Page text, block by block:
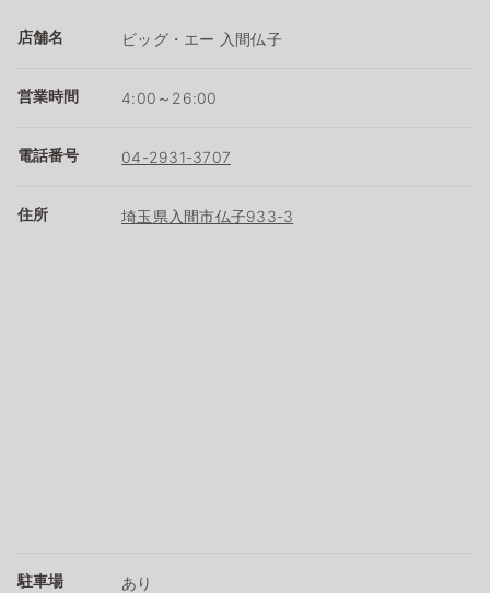
店舗名 ビッグ・エー 入間仏子
営業時間 4:00～26:00
電話番号 04-2931-3707
住所 埼玉県入間市仏子933-3
駐車場 あり